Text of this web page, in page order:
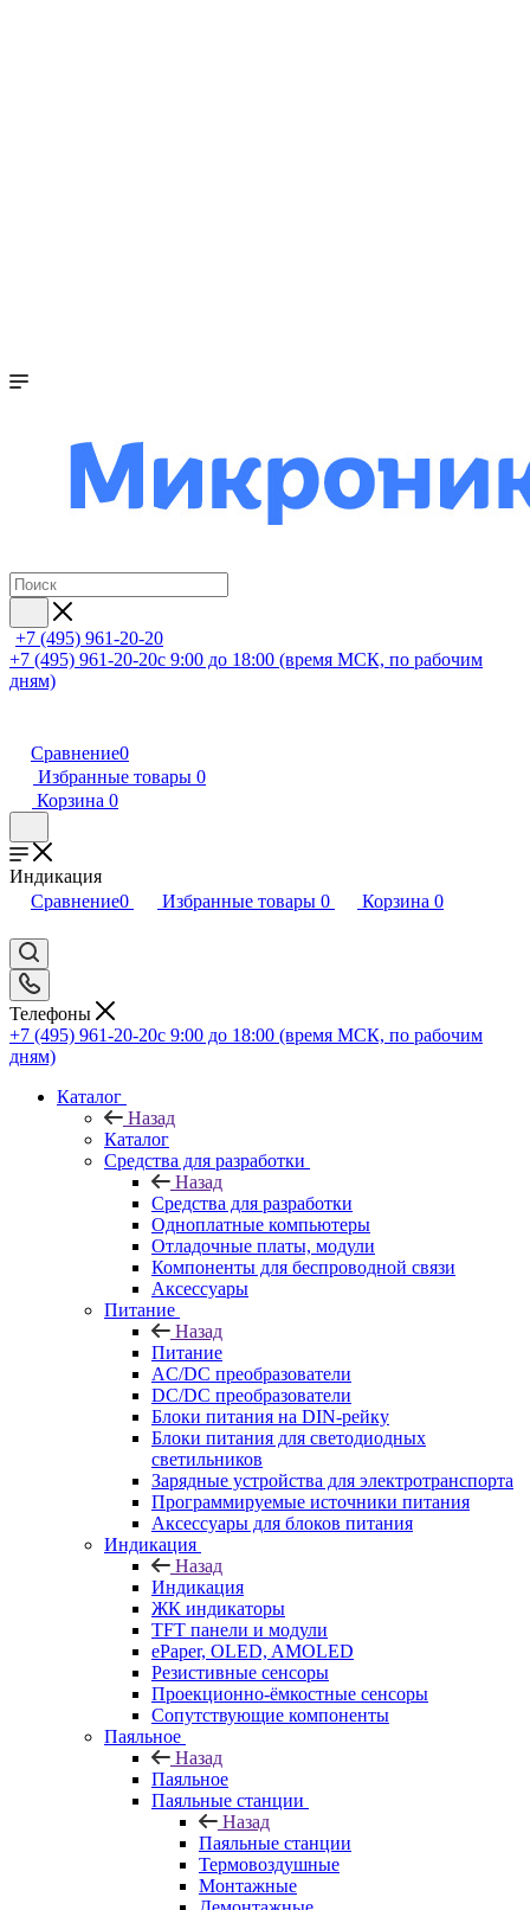
+7 (495) 961-20-20
+7 (495) 961-20-20с 9:00 до 18:00 (время МСК, по рабочим
дням)
Сравнение0
Избранные товары 0
Корзина 0
Индикация
Сравнение0 Избранные товары 0 Корзина 0
Телефоны
+7 (495) 961-20-20с 9:00 до 18:00 (время МСК, по рабочим
дням)
Каталог
Назад
Каталог
Средства для разработки
Назад
Средства для разработки
Одноплатные компьютеры
Отладочные платы, модули
Компоненты для беспроводной связи
Аксессуары
Питание
Назад
Питание
AC/DC преобразователи
DC/DC преобразователи
Блоки питания на DIN-рейку
Блоки питания для светодиодных
светильников
Зарядные устройства для электротранспорта
Программируемые источники питания
Аксессуары для блоков питания
Индикация
Назад
Индикация
ЖК индикаторы
TFT панели и модули
ePaper, OLED, AMOLED
Резистивные сенсоры
Проекционно-ёмкостные сенсоры
Сопутствующие компоненты
Паяльное
Назад
Паяльное
Паяльные станции
Назад
Паяльные станции
Термовоздушные
Монтажные